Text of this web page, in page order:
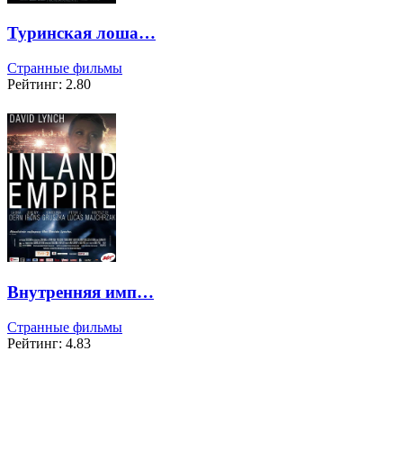
Туринская лоша…
Странные фильмы
Рейтинг: 2.80
Внутренняя имп…
Странные фильмы
Рейтинг: 4.83